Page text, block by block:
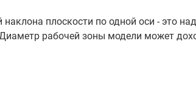
наклона плоскости по одной оси - это
рабочей зоны модели может